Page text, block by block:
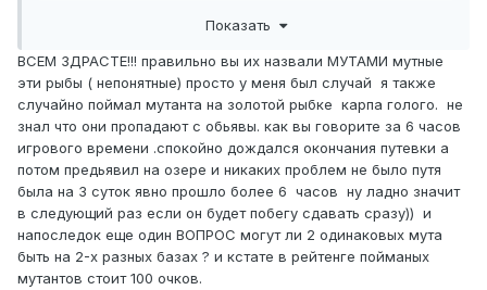
следить за доской розыска. Мут мой исчез через 12
Когда попадается мне такая редкость, делаю скрин,
запись в блокнот и несусь сломя голову его побыстрее
сдавать))))
100 очков в рейтинг записано, в редких уловах дощечки
нет, а значить и в статистику игры рыба попасть не
могла, а попадает тогда, когда на-жи-ма-ешь кнопочку
"Предъявить рыбу".
Если есть рейтинговые очки у человека за этого мута, то
он его поймал, факт. А как профукал, пусть вспоминает
сам.
Показать
ВСЕМ ЗДРАСТЕ!!! правильно вы их назвали МУТАМИ мутные
эти рыбы ( непонятные) просто у меня был случай я также
случайно поймал мутанта на золотой рыбке карпа голого. не
знал что они пропадают с обьявы. как вы говорите за 6 часов
игрового времени .спокойно дождался окончания путевки а
потом предьявил на озере и никаких проблем не было путя
была на 3 суток явно прошло более 6 часов ну ладно значит
в следующий раз если он будет побегу сдавать сразу)) и
напоследок еще один ВОПРОС могут ли 2 одинаковых мута
быть на 2-х разных базах ? и кстате в рейтенге пойманых
мутантов стоит 100 очков.